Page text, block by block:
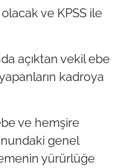
ve KPSS ile
açıktan vekil ebe
kadroya
ve hemşire
genel
yürürlüğe